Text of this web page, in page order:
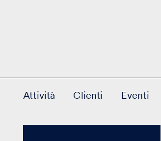
Attività Clienti Eventi